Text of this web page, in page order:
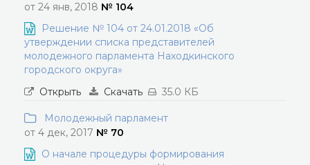
от 24 янв, 2018 № 104
Решение № 104 от 24.01.2018 «Об
утверждении списка представителей
молодежного парламента Находкинского
городского округа»
Открыть
Скачать 35.0 КБ
Молодежный парламент
от 4 дек, 2017 № 70
О начале процедуры формирования